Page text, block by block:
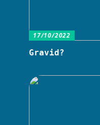
17/10/2022
Gravid?